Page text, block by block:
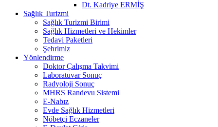
Dt. Kadriye ERMİŞ
Sağlık Turizmi
Sağlık Turizmi Birimi
Sağlık Hizmetleri ve Hekimler
Tedavi Paketleri
Şehrimiz
Yönlendirme
Doktor Çalışma Takvimi
Laboratuvar Sonuç
Radyoloji Sonuç
MHRS Randevu Sistemi
E-Nabız
Evde Sağlık Hizmetleri
Nöbetçi Eczaneler